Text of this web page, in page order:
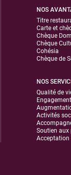
NOS
Titre
Carte et
Chèque
Chèque
Cohésia
Chèque de
NOS
Qualité de
Activités
Soutien
Acceptation